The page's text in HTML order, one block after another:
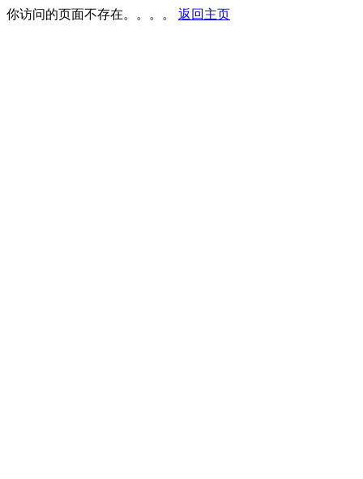
你访问的页面不存在。。。。 返回主页